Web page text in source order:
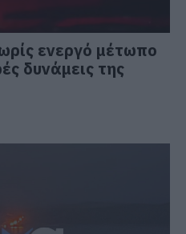
ενεργό μέτωπο
δυνάμεις της